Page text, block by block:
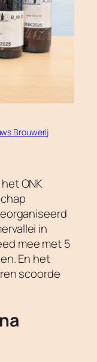
Brouwerij
ONK
in
mee met 5
En het
scoorde